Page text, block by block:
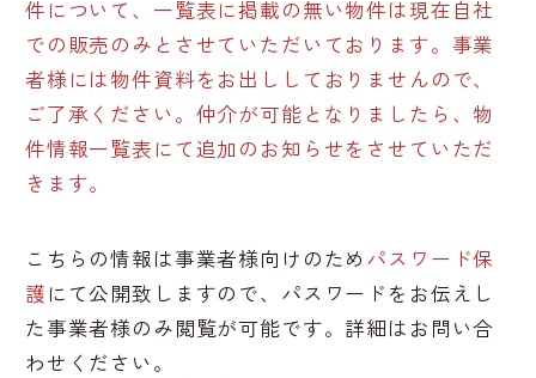
件について、一覧表に掲載の無い物件は現在自社
での販売のみとさせていただいております。事業
者様には物件資料をお出ししておりませんので、
ご了承ください。仲介が可能となりましたら、物
件情報一覧表にて追加のお知らせをさせていただ
きます。
こちらの情報は事業者様向けのため パスワード保
護 にて公開致しますので、パスワードをお伝えし
た事業者様のみ閲覧が可能です。詳細はお問い合
わせください。